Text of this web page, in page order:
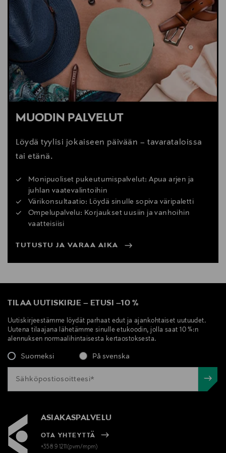
MUODIN PALVELUT
Löydä tyylisi jokaiseen päivään – tavarataloissa
tai etänä.
Monipuoliset pukeutumispalvelut: Apua arjen ja
juhlan vaatevalintoihin
Värikonsultaatio: Löydä sinulle sopiva väripaletti
Ompelupalvelu: Korjaukset uusiin ja vanhoihin
vaatteisiisi
TUTUSTU JA VARAA AIKA
TILAA UUTISKIRJE – ETUSI –10 %
Uutiskirjeestämme löydät parhaat edut ja ajankohtaiset uutuudet.
Uutena tilaajana lähetämme sinulle etukoodin, jolla saat 10 %:n
alennuksen normaalihintaisesta kertaostoksesta.
Suomeksi På svenska
ASIAKASPALVELU
OTA YHTEYTTÄ
+358 9 1211(pvm/mpm)